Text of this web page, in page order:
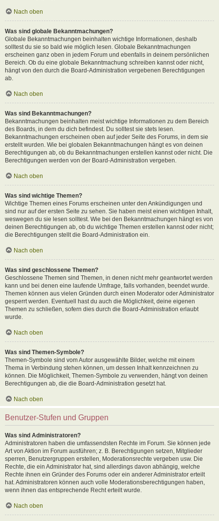
Nach oben
Was sind globale Bekanntmachungen?
Globale Bekanntmachungen beinhalten wichtige Informationen, deshalb
solltest du sie so bald wie möglich lesen. Globale Bekanntmachungen
erscheinen ganz oben in jedem Forum und ebenfalls in deinem persönlichen
Bereich. Ob du eine globale Bekanntmachung schreiben kannst oder nicht,
hängt von den durch die Board-Administration vergebenen Berechtigungen
ab.
Nach oben
Was sind Bekanntmachungen?
Bekanntmachungen beinhalten meist wichtige Informationen zu dem Bereich
des Boards, in dem du dich befindest. Du solltest sie stets lesen.
Bekanntmachungen erscheinen oben auf jeder Seite des Forums, in dem sie
erstellt wurden. Wie bei globalen Bekanntmachungen hängt es von deinen
Berechtigungen ab, ob du Bekanntmachungen erstellen kannst oder nicht. Die
Berechtigungen werden von der Board-Administration vergeben.
Nach oben
Was sind wichtige Themen?
Wichtige Themen eines Forums erscheinen unter den Ankündigungen und
sind nur auf der ersten Seite zu sehen. Sie haben meist einen wichtigen Inhalt,
weswegen du sie lesen solltest. Wie bei den Bekanntmachungen hängt es von
deinen Berechtigungen ab, ob du wichtige Themen erstellen kannst oder nicht;
die Berechtigungen stellt die Board-Administration ein.
Nach oben
Was sind geschlossene Themen?
Geschlossene Themen sind Themen, in denen nicht mehr geantwortet werden
kann und bei denen eine laufende Umfrage, falls vorhanden, beendet wurde.
Themen können aus vielen Gründen durch einen Moderator oder Administrator
gesperrt werden. Eventuell hast du auch die Möglichkeit, deine eigenen
Themen zu schließen, sofern dies durch die Board-Administration erlaubt
wurde.
Nach oben
Was sind Themen-Symbole?
Themen-Symbole sind vom Autor ausgewählte Bilder, welche mit einem
Thema in Verbindung stehen können, um dessen Inhalt kennzeichnen zu
können. Die Möglichkeit, Themen-Symbole zu verwenden, hängt von deinen
Berechtigungen ab, die die Board-Administration gesetzt hat.
Nach oben
Benutzer-Stufen und Gruppen
Was sind Administratoren?
Administratoren haben die umfassendsten Rechte im Forum. Sie können jede
Art von Aktion im Forum ausführen; z. B. Berechtigungen setzen, Mitglieder
sperren, Benutzergruppen erstellen, Moderationsrechte vergeben usw. Die
Rechte, die ein Administrator hat, sind allerdings davon abhängig, welche
Rechte ihnen ein Gründer des Forums oder ein anderer Administrator erteilt
hat. Administratoren können auch volle Moderationsberechtigungen haben,
wenn ihnen das entsprechende Recht erteilt wurde.
Nach oben